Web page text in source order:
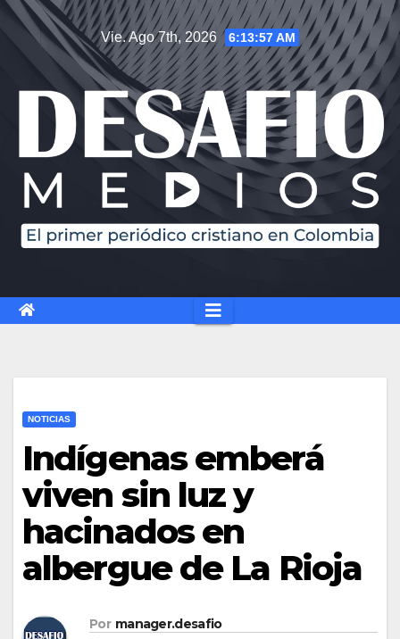
Vie. Ago 7th, 2026 6:13:58 AM
NOTICIAS
Indígenas emberá
viven sin luz y
hacinados en
albergue de La Rioja
Por manager.desafio